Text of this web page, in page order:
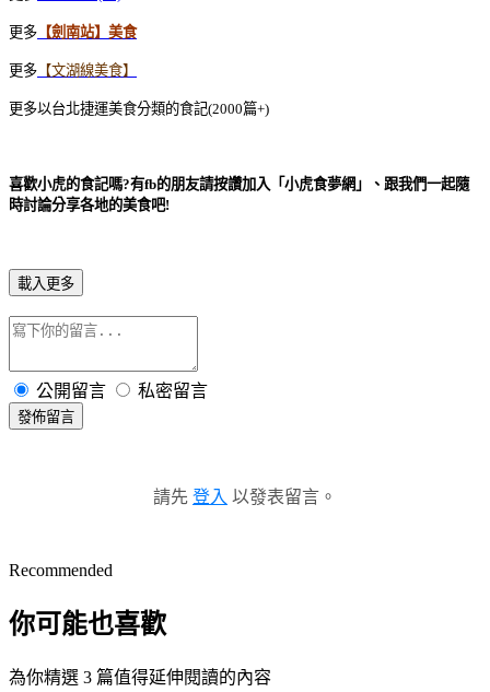
更多 【劍南站】美食
更多 【文湖線美食】
更多以台北捷運美食分類的食記(2000篇+)
喜歡小虎的食記嗎?有fb的朋友請按讚加入「小虎食夢網」、跟我們一起隨
時討論分享各地的美食吧!
載入更多
公開留言 私密留言
發佈留言
請先 登入 以發表留言。
Recommended
你可能也喜歡
為你精選 3 篇值得延伸閱讀的內容